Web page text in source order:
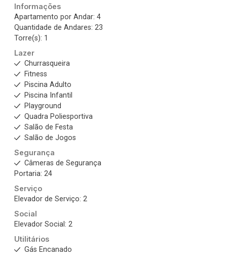
Informações
Apartamento por Andar: 4
Quantidade de Andares: 23
Torre(s): 1
Lazer
Churrasqueira
Fitness
Piscina Adulto
Piscina Infantil
Playground
Quadra Poliesportiva
Salão de Festa
Salão de Jogos
Segurança
Câmeras de Segurança
Portaria: 24
Serviço
Elevador de Serviço: 2
Social
Elevador Social: 2
Utilitários
Gás Encanado